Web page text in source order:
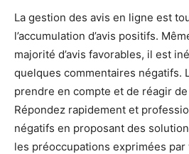
La gestion des avis en ligne est
l’accumulation d’avis positifs.
majorité d’avis favorables, il est
quelques commentaires négatifs.
prendre en compte et de réagir
Répondez rapidement et
négatifs en proposant des
les préoccupations exprimées